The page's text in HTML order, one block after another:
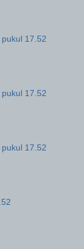
17.52
17.52
17.52